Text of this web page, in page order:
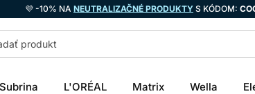
💜 -10% NA NEUTRALIZAČNÉ PRODUKTY S KÓDOM:
Subrina L'ORÉAL Matrix Wella